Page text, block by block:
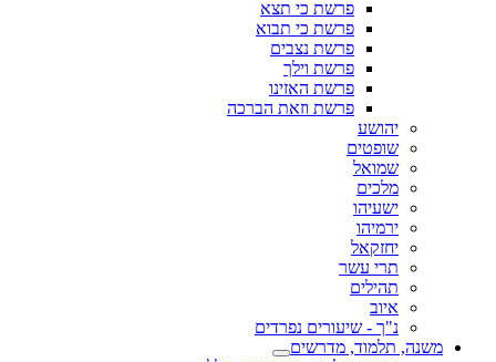
פרשת כי תצא
פרשת כי תבוא
פרשת נצבים
פרשת וילך
פרשת האזינו
פרשת וזאת הברכה
יהושע
שופטים
שמואל
מלכים
ישעיהו
ירמיהו
יחזקאל
תרי עשר
תהילים
איוב
נ"ך - שיעורים נפרדים
משנה, תלמוד, מדרשים